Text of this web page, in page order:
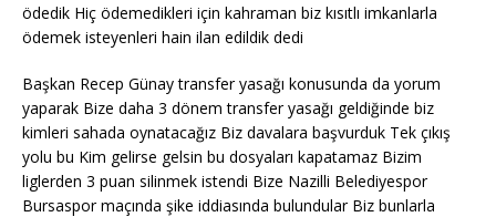
ödedik Hiç ödemedikleri için kahraman biz kısıtlı imkanlarla
ödemek isteyenleri hain ilan edildik dedi
Başkan Recep Günay transfer yasağı konusunda da yorum
yaparak Bize daha 3 dönem transfer yasağı geldiğinde biz
kimleri sahada oynatacağız Biz davalara başvurduk Tek çıkış
yolu bu Kim gelirse gelsin bu dosyaları kapatamaz Bizim
liglerden 3 puan silinmek istendi Bize Nazilli Belediyespor
Bursaspor maçında şike iddiasında bulundular Biz bunlarla